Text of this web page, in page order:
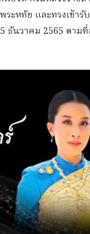
ะหทัย และทรงเข้ารั
นวาคม 2565 ตามที่